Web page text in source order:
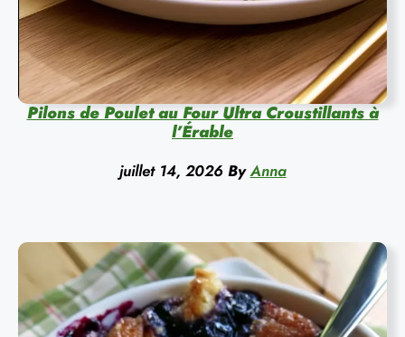
Pilons de Poulet au Four Ultra Croustillants à
l’Érable
juillet 14, 2026 By Anna